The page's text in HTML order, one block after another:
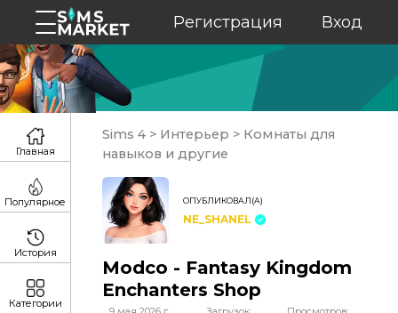
Регистрация Вход
Sims 4 > Интерьер > Комнаты для
навыков и другие
ОПУБЛИКОВАЛ(А)
NE_SHANEL
Modco - Fantasy Kingdom
Enchanters Shop
Главная
Популярное
История
Категории